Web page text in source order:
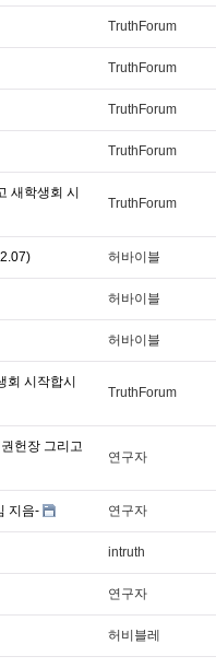
TruthForum
TruthForum
TruthForum
TruthForum
새학생회 시
TruthForum
허바이블
허바이블
허바이블
시작합시
TruthForum
헌장 그리고
연구자
지음- 연구자
intruth
연구자
허비블레